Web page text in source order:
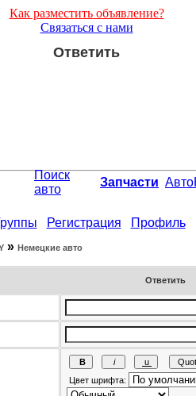
Как разместить объявление?
Связаться с нами
Ответить
Поиск
авто
Запчасти
Регистрация Профиль
» Немецкие авто
Ответить
Цвет шрифта: